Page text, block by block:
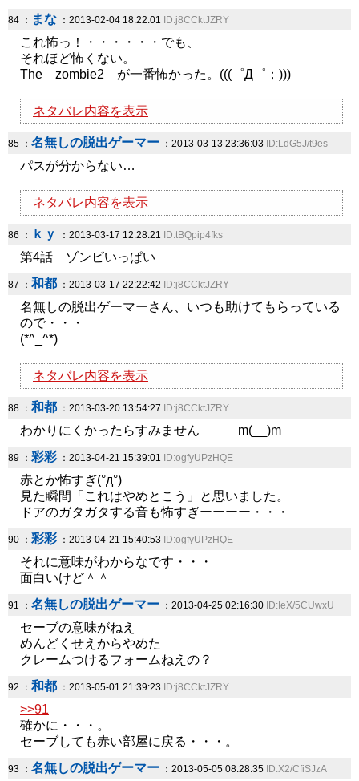
84 ： まな ：2013-02-04 18:22:01 ID:j8CCktJZRY
これ怖っ！・・・・・・でも、
それほど怖くない。
The zombie2 が一番怖かった。(((゜Д゜；)))
ネタバレ内容を表示
85 ： 名無しの脱出ゲーマー ：2013-03-13 23:36:03 ID:LdG5J/t9es
パスが分からない…
ネタバレ内容を表示
86 ： ｋｙ ：2013-03-17 12:28:21 ID:tBQpip4fks
第4話 ゾンビいっぱい
87 ： 和都 ：2013-03-17 22:22:42 ID:j8CCktJZRY
名無しの脱出ゲーマーさん、いつも助けてもらっている
ので・・・
(*^_^*)
ネタバレ内容を表示
88 ： 和都 ：2013-03-20 13:54:27 ID:j8CCktJZRY
わかりにくかったらすみません m(__)m
89 ： 彩彩：2013-04-21 15:39:01 ID:ogfyUPzHQE
赤とか怖すぎ(°д°)
見た瞬間「これはやめとこう」と思いました。
ドアのガタガタする音も怖すぎーーーー・・・
90 ： 彩彩：2013-04-21 15:40:53 ID:ogfyUPzHQE
それに意味がわからなです・・・
面白いけど＾＾
91 ： 名無しの脱出ゲーマー ：2013-04-25 02:16:30 ID:IeX/5CUwxU
セーブの意味がねえ
めんどくせえからやめた
クレームつけるフォームねえの？
92 ： 和都 ：2013-05-01 21:39:23 ID:j8CCktJZRY
>>91
確かに・・・。
セーブしても赤い部屋に戻る・・・。
93 ： 名無しの脱出ゲーマー ：2013-05-05 08:28:35 ID:X2/CfiSJzA